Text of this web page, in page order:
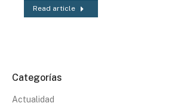
Read article
Categorías
Actualidad